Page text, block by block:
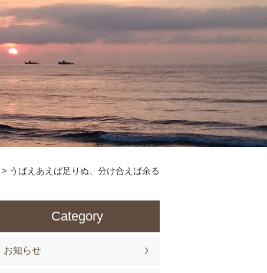
> うばえあえば足りぬ、分け合えば余る
Category
お知らせ